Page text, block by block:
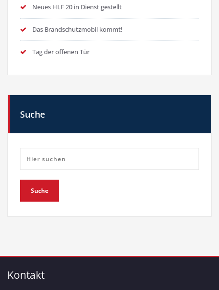
Neues HLF 20 in Dienst gestellt
Das Brandschutzmobil kommt!
Tag der offenen Tür
Suche
Kontakt